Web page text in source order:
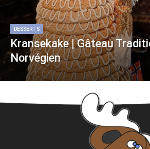
DESSERTS
Kransekake | Gâteau
Norvégien